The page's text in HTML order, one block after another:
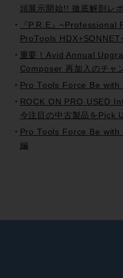
頭展示開始!! 徹底解剖レ
『P.R.E』~Professional
ProTools
重要！Avid Annual
Composer 再加入のチャ
Pro Tools Force Be with
ROCK ON PRO USED
今注目の中古製品をPick
Pro Tools Force Be with
編